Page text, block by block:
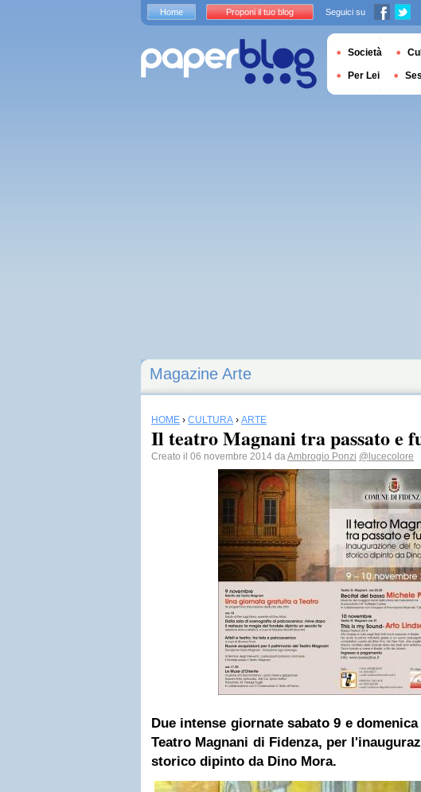
Magazine Arte
HOME › CULTURA › ARTE
Il teatro Magnani tra passato e
Creato il 06 novembre 2014 daAmbrogio Ponzi @lucecolore
Due intense giornate sabato 9 e
Teatro Magnani di Fidenza, per
storico dipinto da Dino Mora.
Home Proponi il tuo blog Seguici su
Società
Per Lei